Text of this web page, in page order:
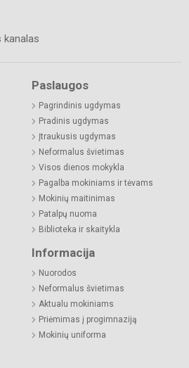
kanalas
Paslaugos
Pagrindinis ugdymas
Pradinis ugdymas
Įtraukusis ugdymas
Neformalus švietimas
Visos dienos mokykla
Pagalba mokiniams ir tėvams
Mokinių maitinimas
Patalpų nuoma
Biblioteka ir skaitykla
Informacija
Nuorodos
Neformalus švietimas
Aktualu mokiniams
Priėmimas į progimnaziją
Mokinių uniforma